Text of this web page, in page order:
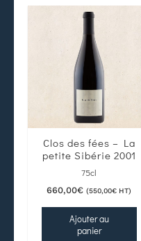
Clos des fées – La
petite Sibérie 2001
75cl
660,00€ (550,00€ HT)
Ajouter au
panier